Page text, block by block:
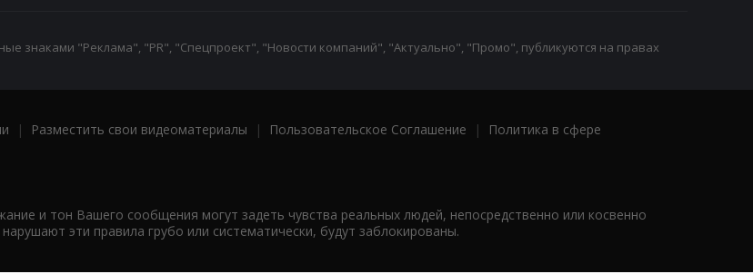
знаками "Реклама", "PR", "Спецпроект", "Новости компаний", "Актуально", "Промо", публикуются на правах
| Разместить свои видеоматериалы | Пользовательское Соглашение |
Политика в сфере
и тон Вашего сообщения могут задеть чувства реальных людей, непосредственно или косвенно
эти правила грубо или систематически, будут заблокированы.